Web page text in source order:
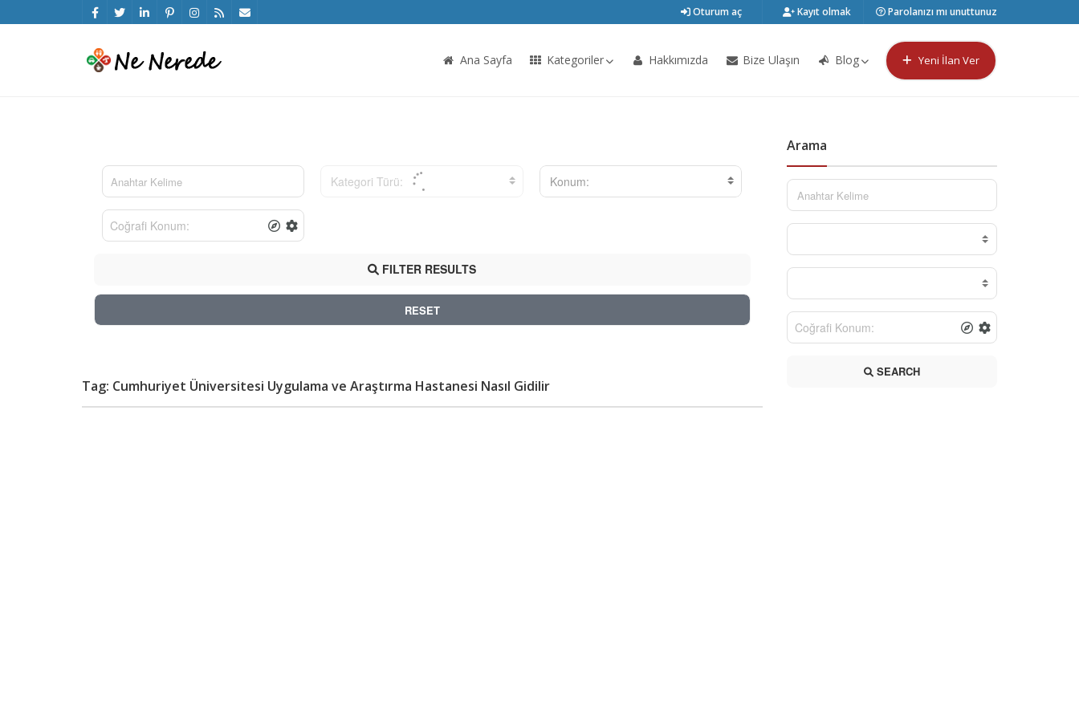
Oturum aç Kayıt olmak Parolanızı mı unuttunuz
Ana Sayfa Kategoriler Hakkımızda Bize Ulaşın Blog Yeni İlan Ver
Kategori Türü: Konum:
FILTER RESULTS
RESET
Tag: Cumhuriyet Üniversitesi Uygulama ve Araştırma Hastanesi Nasıl Gidilir
Arama
SEARCH